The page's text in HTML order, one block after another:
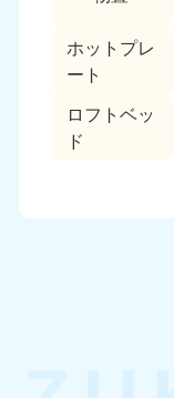
ホットプレ
ート
ロフトベッ
ド